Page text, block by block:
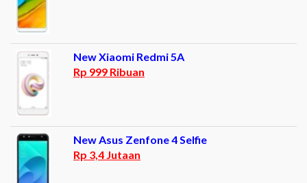
New Xiaomi Redmi 5A
Rp 999 Ribuan
New Asus Zenfone 4 Selfie
Rp 3,4 Jutaan